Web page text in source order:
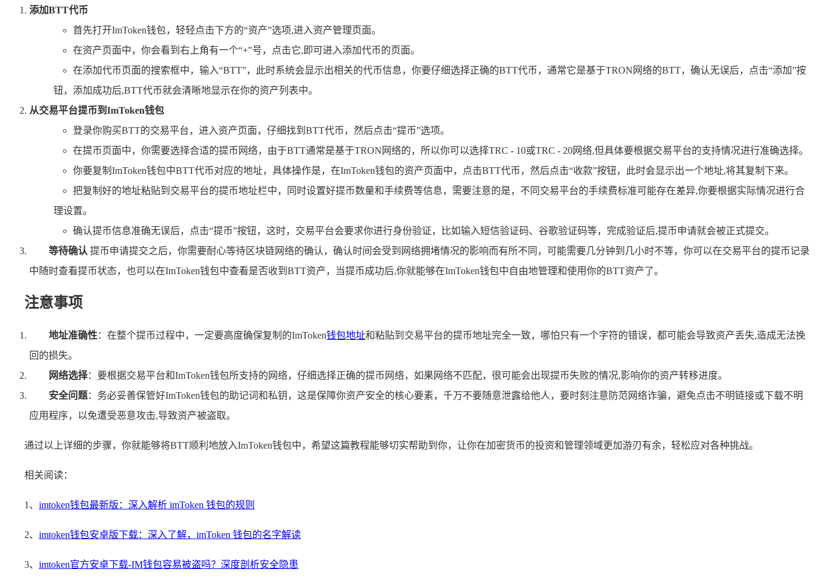
添加BTT代币
首先打开ImToken钱包，轻轻点击下方的“资产”选项,进入资产管理页面。
在资产页面中，你会看到右上角有一个“+”号，点击它,即可进入添加代币的页面。
在添加代币页面的搜索框中，输入“BTT”，此时系统会显示出相关的代币信息，你要仔细选择正确的BTT代币，通常它是基于TRON网络的BTT，确认无误后，点击“添加”按
钮，添加成功后,BTT代币就会清晰地显示在你的资产列表中。
从交易平台提币到ImToken钱包
登录你购买BTT的交易平台，进入资产页面，仔细找到BTT代币，然后点击“提币”选项。
在提币页面中，你需要选择合适的提币网络，由于BTT通常是基于TRON网络的，所以你可以选择TRC - 10或TRC - 20网络,但具体要根据交易平台的支持情况进行准确选择。
你要复制ImToken钱包中BTT代币对应的地址，具体操作是，在ImToken钱包的资产页面中，点击BTT代币，然后点击“收款”按钮，此时会显示出一个地址,将其复制下来。
把复制好的地址粘贴到交易平台的提币地址栏中，同时设置好提币数量和手续费等信息，需要注意的是，不同交易平台的手续费标准可能存在差异,你要根据实际情况进行合
理设置。
确认提币信息准确无误后，点击“提币”按钮，这时，交易平台会要求你进行身份验证，比如输入短信验证码、谷歌验证码等，完成验证后,提币申请就会被正式提交。
等待确认 提币申请提交之后，你需要耐心等待区块链网络的确认，确认时间会受到网络拥堵情况的影响而有所不同，可能需要几分钟到几小时不等，你可以在交易平台的提币记录
中随时查看提币状态，也可以在ImToken钱包中查看是否收到BTT资产，当提币成功后,你就能够在ImToken钱包中自由地管理和使用你的BTT资产了。
注意事项
地址准确性：在整个提币过程中，一定要高度确保复制的ImToken钱包地址和粘贴到交易平台的提币地址完全一致，哪怕只有一个字符的错误，都可能会导致资产丢失,造成无法挽
回的损失。
网络选择：要根据交易平台和ImToken钱包所支持的网络，仔细选择正确的提币网络，如果网络不匹配，很可能会出现提币失败的情况,影响你的资产转移进度。
安全问题：务必妥善保管好ImToken钱包的助记词和私钥，这是保障你资产安全的核心要素，千万不要随意泄露给他人，要时刻注意防范网络诈骗，避免点击不明链接或下载不明
应用程序，以免遭受恶意攻击,导致资产被盗取。
通过以上详细的步骤，你就能够将BTT顺利地放入ImToken钱包中，希望这篇教程能够切实帮助到你，让你在加密货币的投资和管理领域更加游刃有余，轻松应对各种挑战。
相关阅读：
1、 imtoken钱包最新版：深入解析 imToken 钱包的规则
2、 imtoken钱包安卓版下载：深入了解，imToken 钱包的名字解读
3、 imtoken官方安卓下载-IM钱包容易被盗吗？深度剖析安全隐患